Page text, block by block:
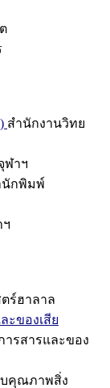
สำนักงานวิทย
ฬาฯ
นักพิมพ์
ร์ฮาลาล
ะของเสีย
ารสารและของ
บคุณภาพสิ่ง